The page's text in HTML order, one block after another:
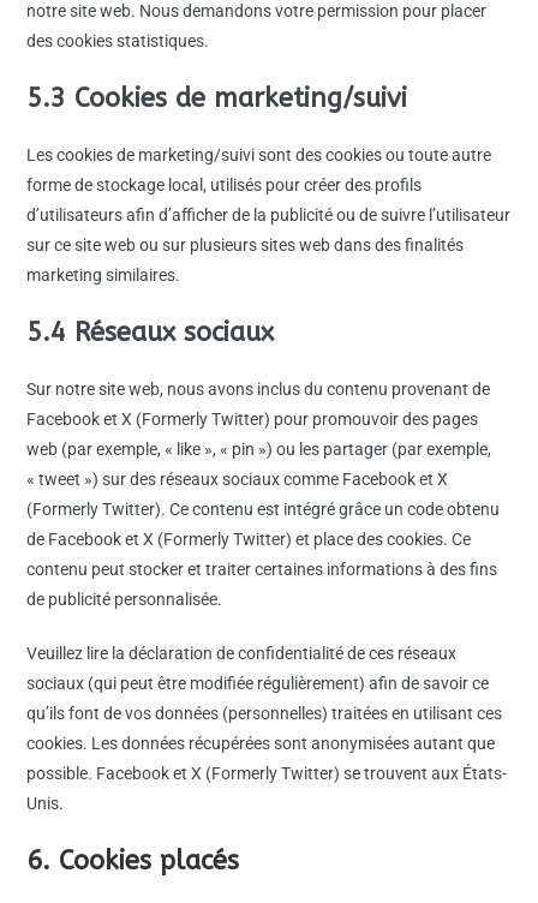
notre site web. Nous demandons votre permission pour placer
des cookies statistiques.
5.3 Cookies de marketing/suivi
Les cookies de marketing/suivi sont des cookies ou toute autre
forme de stockage local, utilisés pour créer des profils
d’utilisateurs afin d’afficher de la publicité ou de suivre l’utilisateur
sur ce site web ou sur plusieurs sites web dans des finalités
marketing similaires.
5.4 Réseaux sociaux
Sur notre site web, nous avons inclus du contenu provenant de
Facebook et X (Formerly Twitter) pour promouvoir des pages
web (par exemple, « like », « pin ») ou les partager (par exemple,
« tweet ») sur des réseaux sociaux comme Facebook et X
(Formerly Twitter). Ce contenu est intégré grâce un code obtenu
de Facebook et X (Formerly Twitter) et place des cookies. Ce
contenu peut stocker et traiter certaines informations à des fins
de publicité personnalisée.
Veuillez lire la déclaration de confidentialité de ces réseaux
sociaux (qui peut être modifiée régulièrement) afin de savoir ce
qu’ils font de vos données (personnelles) traitées en utilisant ces
cookies. Les données récupérées sont anonymisées autant que
possible. Facebook et X (Formerly Twitter) se trouvent aux États-
Unis.
6. Cookies placés